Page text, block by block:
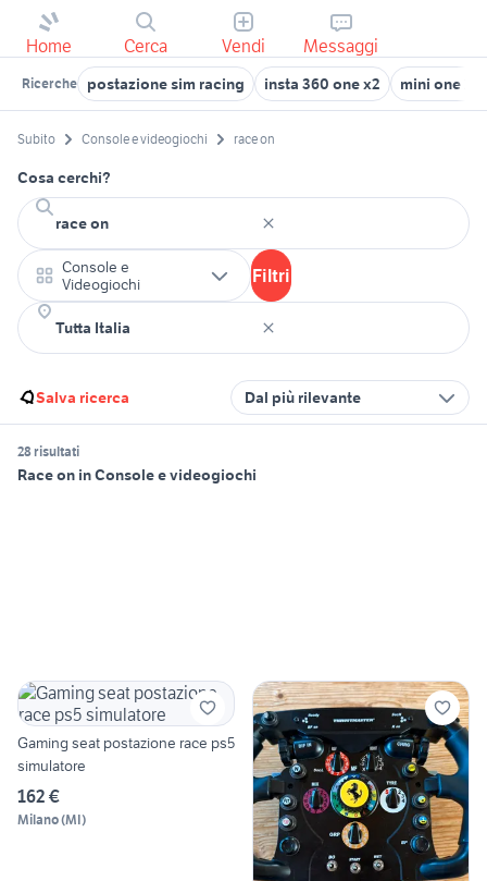
Home Cerca Vendi Messaggi
Ricerche postazione sim racing insta 360 one x2 mini one
Subito Console e videogiochi race on
Cosa cerchi?
Console e
Videogiochi
Filtri
Salva ricerca Dal più rilevante
28 risultati
Race on in Console e videogiochi
Gaming seat postazione race ps5
simulatore
162 €
Milano(MI)